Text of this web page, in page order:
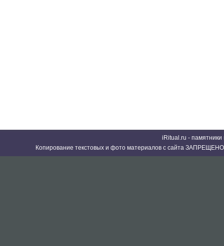
iRitual.ru -
Копирование текстовых и фото материалов с сайта